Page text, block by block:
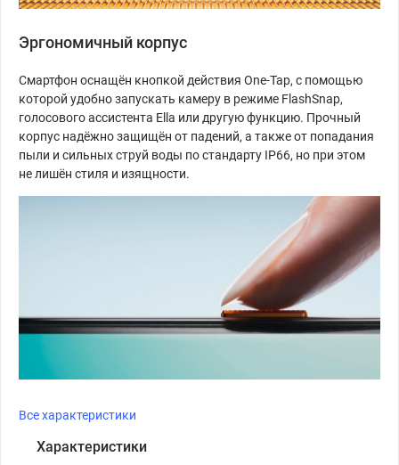
Эргономичный корпус
Смартфон оснащён кнопкой действия One-Tap, с помощью
которой удобно запускать камеру в режиме FlashSnap,
голосового ассистента Ella или другую функцию. Прочный
корпус надёжно защищён от падений, а также от попадания
пыли и сильных струй воды по стандарту IP66, но при этом
не лишён стиля и изящности.
Все характеристики
Характеристики